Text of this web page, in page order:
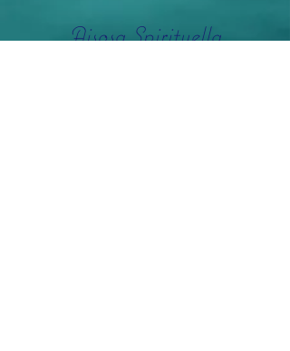
Aisosa Spirituella